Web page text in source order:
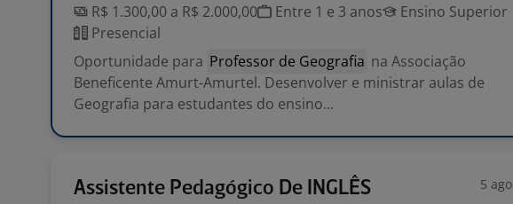
R$ 1.300,00 a R$ 2.000,00
Entre 1 e 3 anos
Ensino Superior
Presencial
Oportunidade para Professor de Geografia na Associação
Beneficente Amurt-Amurtel. Desenvolver e ministrar aulas de
Geografia para estudantes do ensino...
Assistente Pedagógico De INGLÊS 5 ago